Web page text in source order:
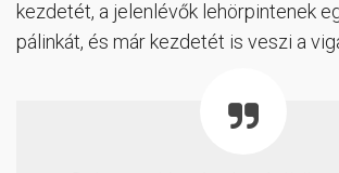
kezdetét, a jelenlévők lehörpintenek
pálinkát, és már kezdetét is veszi a